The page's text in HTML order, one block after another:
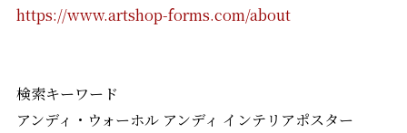
https://www.artshop-forms.com/about
検索キーワード
アンディ・ウォーホル アンディ インテリアポスター